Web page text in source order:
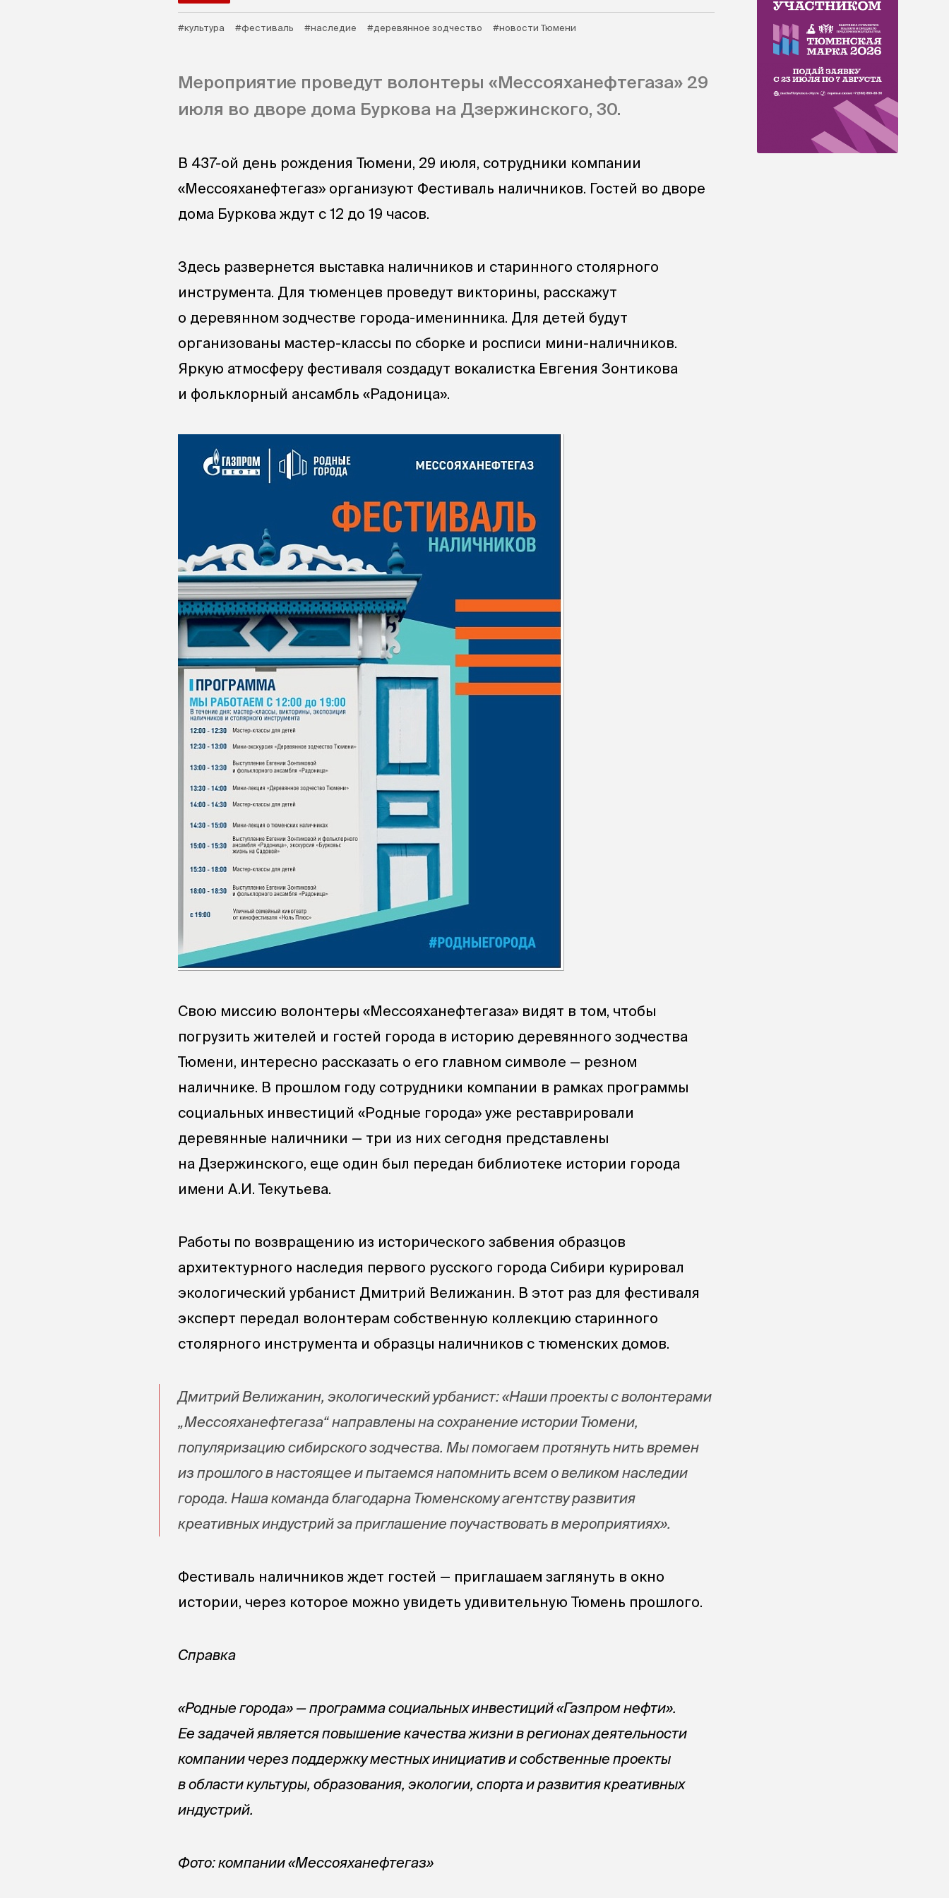
#культура #фестиваль #наследие #деревянное зодчество #новости Тюмени
Мероприятие проведут волонтеры «Мессояханефтегаза» 29
июля во дворе дома Буркова на Дзержинского, 30.
В 437-ой день рождения Тюмени, 29 июля, сотрудники компании
«Мессояханефтегаз» организуют Фестиваль наличников. Гостей во дворе
дома Буркова ждут с 12 до 19 часов.
Здесь развернется выставка наличников и старинного столярного
инструмента. Для тюменцев проведут викторины, расскажут
о деревянном зодчестве города-именинника. Для детей будут
организованы мастер-классы по сборке и росписи мини-наличников.
Яркую атмосферу фестиваля создадут вокалистка Евгения Зонтикова
и фольклорный ансамбль «Радоница».
Свою миссию волонтеры «Мессояханефтегаза» видят в том, чтобы
погрузить жителей и гостей города в историю деревянного зодчества
Тюмени, интересно рассказать о его главном символе — резном
наличнике. В прошлом году сотрудники компании в рамках программы
социальных инвестиций «Родные города» уже реставрировали
деревянные наличники — три из них сегодня представлены
на Дзержинского, еще один был передан библиотеке истории города
имени А.И. Текутьева.
Работы по возвращению из исторического забвения образцов
архитектурного наследия первого русского города Сибири курировал
экологический урбанист Дмитрий Велижанин. В этот раз для фестиваля
эксперт передал волонтерам собственную коллекцию старинного
столярного инструмента и образцы наличников с тюменских домов.
Дмитрий Велижанин, экологический урбанист: «Наши проекты с волонтерами
„Мессояханефтегаза“ направлены на сохранение истории Тюмени,
популяризацию сибирского зодчества. Мы помогаем протянуть нить времен
из прошлого в настоящее и пытаемся напомнить всем о великом наследии
города. Наша команда благодарна Тюменскому агентству развития
креативных индустрий за приглашение поучаствовать в мероприятиях».
Фестиваль наличников ждет гостей — приглашаем заглянуть в окно
истории, через которое можно увидеть удивительную Тюмень прошлого.
Справка
«Родные города» — программа социальных инвестиций «Газпром нефти».
Ее задачейявляется повышение качества жизни в регионах деятельности
компании через поддержкуместных инициатив и собственные проекты
в области культуры, образования, экологии, спорта и развития креативных
индустрий.
Фото: компании «Мессояханефтегаз»